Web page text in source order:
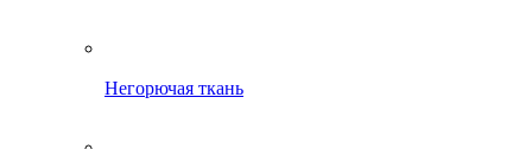
Негорючая ткань